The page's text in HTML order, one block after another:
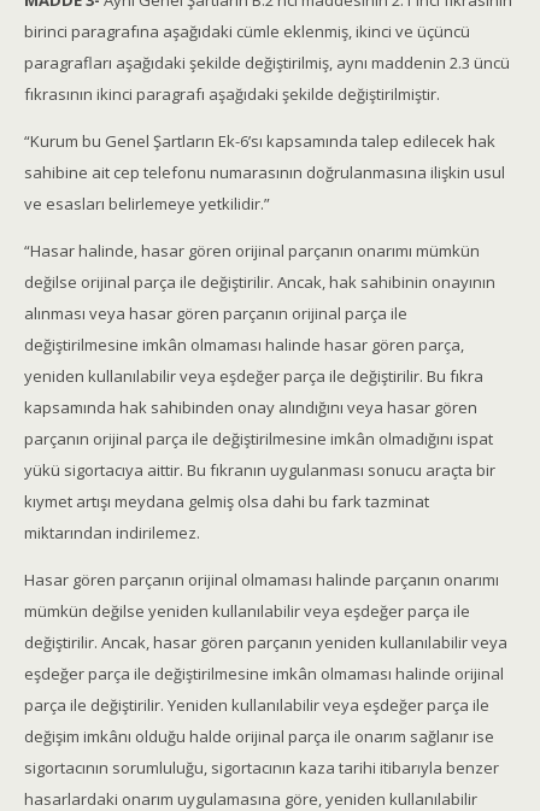
birinci paragrafına aşağıdaki cümle eklenmiş, ikinci ve üçüncü
paragrafları aşağıdaki şekilde değiştirilmiş, aynı maddenin 2.3 üncü
fıkrasının ikinci paragrafı aşağıdaki şekilde değiştirilmiştir.
“Kurum bu Genel Şartların Ek-6’sı kapsamında talep edilecek hak
sahibine ait cep telefonu numarasının doğrulanmasına ilişkin usul
ve esasları belirlemeye yetkilidir.”
“Hasar halinde, hasar gören orijinal parçanın onarımı mümkün
değilse orijinal parça ile değiştirilir. Ancak, hak sahibinin onayının
alınması veya hasar gören parçanın orijinal parça ile
değiştirilmesine imkân olmaması halinde hasar gören parça,
yeniden kullanılabilir veya eşdeğer parça ile değiştirilir. Bu fıkra
kapsamında hak sahibinden onay alındığını veya hasar gören
parçanın orijinal parça ile değiştirilmesine imkân olmadığını ispat
yükü sigortacıya aittir. Bu fıkranın uygulanması sonucu araçta bir
kıymet artışı meydana gelmiş olsa dahi bu fark tazminat
miktarından indirilemez.
Hasar gören parçanın orijinal olmaması halinde parçanın onarımı
mümkün değilse yeniden kullanılabilir veya eşdeğer parça ile
değiştirilir. Ancak, hasar gören parçanın yeniden kullanılabilir veya
eşdeğer parça ile değiştirilmesine imkân olmaması halinde orijinal
parça ile değiştirilir. Yeniden kullanılabilir veya eşdeğer parça ile
değişim imkânı olduğu halde orijinal parça ile onarım sağlanır ise
sigortacının sorumluluğu, sigortacının kaza tarihi itibarıyla benzer
hasarlardaki onarım uygulamasına göre, yeniden kullanılabilir